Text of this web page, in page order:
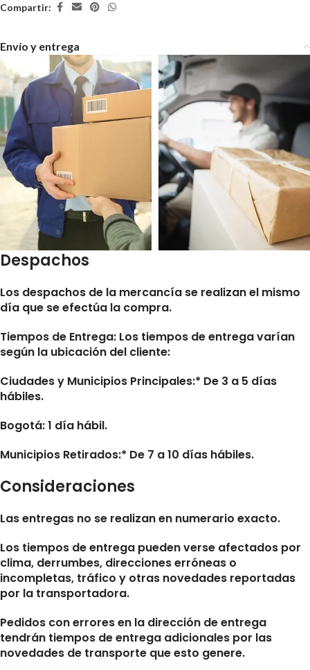
Compartir:
Envío y entrega
Despachos
Los despachos de la mercancía se realizan el mismo
día que se efectúa la compra.
Tiempos de Entrega: Los tiempos de entrega varían
según la ubicación del cliente:
Ciudades y Municipios Principales:* De 3 a 5 días
hábiles.
Bogotá: 1 día hábil.
Municipios Retirados:* De 7 a 10 días hábiles.
Consideraciones
Las entregas no se realizan en numerario exacto.
Los tiempos de entrega pueden verse afectados por
clima, derrumbes, direcciones erróneas o
incompletas, tráfico y otras novedades reportadas
por la transportadora.
Pedidos con errores en la dirección de entrega
tendrán tiempos de entrega adicionales por las
novedades de transporte que esto genere.